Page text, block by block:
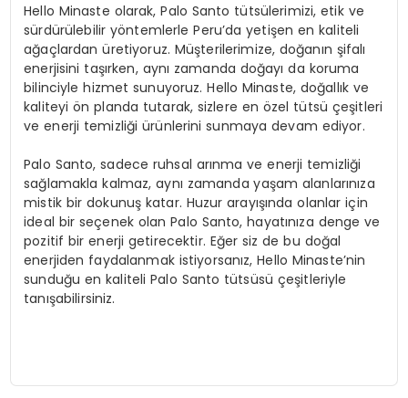
Hello Minaste olarak, Palo Santo tütsülerimizi, etik ve
sürdürülebilir yöntemlerle Peru’da yetişen en kaliteli
ağaçlardan üretiyoruz. Müşterilerimize, doğanın şifalı
enerjisini taşırken, aynı zamanda doğayı da koruma
bilinciyle hizmet sunuyoruz. Hello Minaste, doğallık ve
kaliteyi ön planda tutarak, sizlere en özel tütsü çeşitleri
ve enerji temizliği ürünlerini sunmaya devam ediyor.
Palo Santo, sadece ruhsal arınma ve enerji temizliği
sağlamakla kalmaz, aynı zamanda yaşam alanlarınıza
mistik bir dokunuş katar. Huzur arayışında olanlar için
ideal bir seçenek olan Palo Santo, hayatınıza denge ve
pozitif bir enerji getirecektir. Eğer siz de bu doğal
enerjiden faydalanmak istiyorsanız, Hello Minaste’nin
sunduğu en kaliteli Palo Santo tütsüsü çeşitleriyle
tanışabilirsiniz.